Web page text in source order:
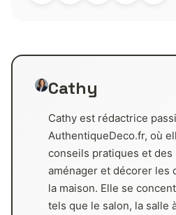
Cathy
Cathy est rédactrice
AuthentiqueDeco.fr, où
conseils pratiques et des
aménager et décorer les
la maison. Elle se
tels que le salon, la salle